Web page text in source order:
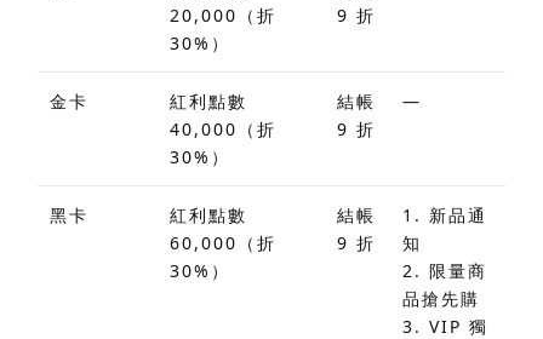
20,000（折
30%）
9 折
金卡
紅利點數
40,000（折
30%）
結帳
9 折
—
黑卡
紅利點數
60,000（折
30%）
結帳
9 折
1. 新品通
知
2. 限量商
品搶先購
3. VIP 獨